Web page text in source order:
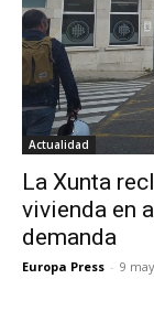
Actualidad
La Xunta
vivienda en
demanda
Europa Press - 9